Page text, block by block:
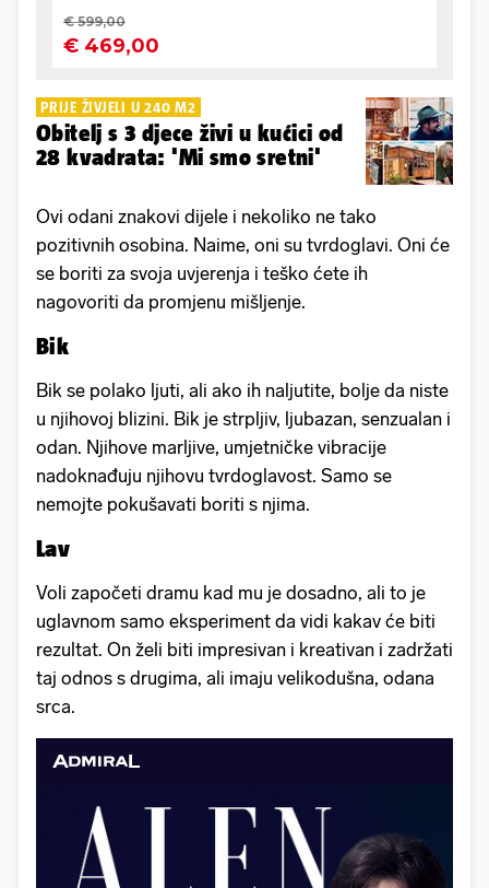
PRIJE ŽIVJELI U 240 M2
Obitelj s 3 djece živi u kućici od
28 kvadrata: 'Mi smo sretni'
Ovi odani znakovi dijele i nekoliko ne tako
pozitivnih osobina. Naime, oni su tvrdoglavi. Oni će
se boriti za svoja uvjerenja i teško ćete ih
nagovoriti da promjenu mišljenje.
Bik
Bik se polako ljuti, ali ako ih naljutite, bolje da niste
u njihovoj blizini. Bik je strpljiv, ljubazan, senzualan i
odan. Njihove marljive, umjetničke vibracije
nadoknađuju njihovu tvrdoglavost. Samo se
nemojte pokušavati boriti s njima.
Lav
Voli započeti dramu kad mu je dosadno, ali to je
uglavnom samo eksperiment da vidi kakav će biti
rezultat. On želi biti impresivan i kreativan i zadržati
taj odnos s drugima, ali imaju velikodušna, odana
srca.